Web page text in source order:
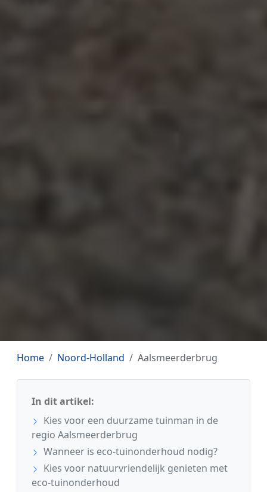
Home Noord-Holland Aalsmeerderbrug
In dit artikel:
Kies voor een duurzame tuinman in de
regio Aalsmeerderbrug
Wanneer is eco-tuinonderhoud nodig?
Kies voor natuurvriendelijk genieten met
eco-tuinonderhoud